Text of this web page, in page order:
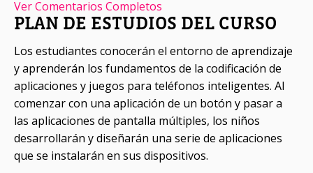
Ver Comentarios Completos
PLAN DE ESTUDIOS DEL CURSO
Los estudiantes conocerán el entorno de aprendizaje
y aprenderán los fundamentos de la codificación de
aplicaciones y juegos para teléfonos inteligentes. Al
comenzar con una aplicación de un botón y pasar a
las aplicaciones de pantalla múltiples, los niños
desarrollarán y diseñarán una serie de aplicaciones
que se instalarán en sus dispositivos.